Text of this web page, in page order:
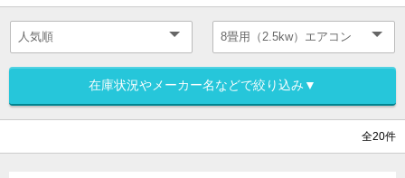
在庫状況やメーカー名などで絞り込み▼
全20件